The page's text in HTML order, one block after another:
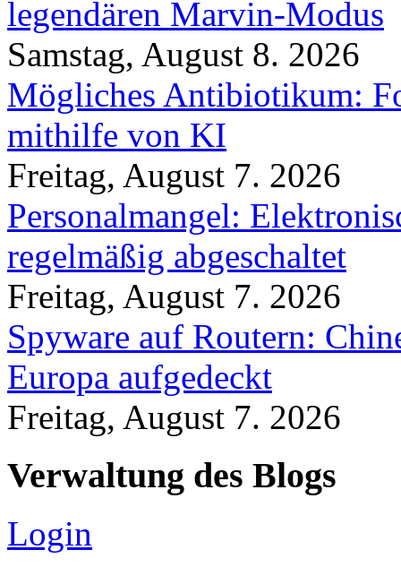
legendären Marvin-Modus
Samstag, August 8. 2026
Mögliches Antibiotikum:
mithilfe von KI
Freitag, August 7. 2026
Personalmangel:
regelmäßig abgeschaltet
Freitag, August 7. 2026
Spyware auf Routern:
Europa aufgedeckt
Freitag, August 7. 2026
Verwaltung des Blogs
Login